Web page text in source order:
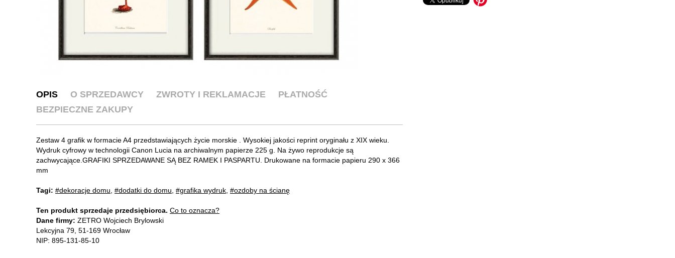
OPIS O SPRZEDAWCY ZWROTY I REKLAMACJE
PŁATNOŚĆ
BEZPIECZNE ZAKUPY
Zestaw 4 grafik w formacie A4 przedstawiających życie morskie . Wysokiej jakości reprint oryginału z XIX wieku.
Wydruk cyfrowy w technologii Canon Lucia na archiwalnym papierze 225 g. Na żywo reprodukcje są
zachwycające.GRAFIKI SPRZEDAWANE SĄ BEZ RAMEK I PASPARTU. Drukowane na formacie papieru 290 x 366
mm
Tagi: #dekoracje domu #dodatki do domu #grafika wydruk #ozdoby na ścianę
Ten produkt sprzedaje przedsiębiorca. Co to oznacza?
Dane firmy: ZETRO Wojciech Brylowski
Lekcyjna 79, 51-169 Wrocław
NIP: 895-131-85-10